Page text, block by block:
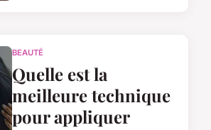
BEAUTÉ
Quelle est la
meilleure technique
pour appliquer